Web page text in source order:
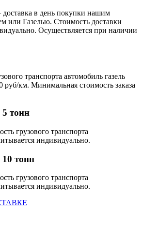
в день покупки нашим
или Газелью. Стоимость доставки
Осуществляется при наличии
транспорта автомобиль газель
руб/км. Минимальная стоимость заказа
тонн
грузового транспорта
индивидуально.
тонн
грузового транспорта
индивидуально.